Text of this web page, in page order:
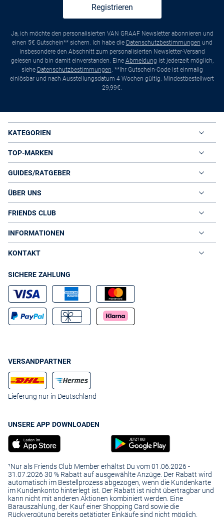
Registrieren
Ja, ich möchte den personalisierten VAN GRAAF Newsletter abonnieren und
einen 5€ Gutschein** sichern. Ich habe die Datenschutzbestimmungen und
insbesondere den Abschnitt zum personalisierten Newsletter-Versand
gelesen und bin damit einverstanden. Eine Abmeldung ist jederzeit möglich,
siehe Datenschutzbestimmungen. **Ihr Gutschein-Code ist einmalig
einlösbar und nach Ausstellungsdatum 4 Wochen gültig. Mindestbestellwert
29,99€.
KATEGORIEN
TOP-MARKEN
GUIDES/RATGEBER
ÜBER UNS
FRIENDS CLUB
INFORMATIONEN
KONTAKT
SICHERE ZAHLUNG
VERSANDPARTNER
Lieferung nur in Deutschland
UNSERE APP DOWNLOADEN
¹Nur als Friends Club Member erhältst Du vom 01.06.2026 -
31.07.2026 30 % Rabatt auf ausgewählte Anzüge. Der Rabatt wird
automatisch im Bestellprozess abgezogen, wenn die Kundenkarte
im Kundenkonto hinterlegt ist. Der Rabatt ist nicht übertragbar und
kann nicht mit anderen Aktionen kombiniert werden. Eine
Barauszahlung, der Kauf einer Shopping Card sowie die
Rückvergütung bereits getätigter Einkäufe sind nicht möglich.